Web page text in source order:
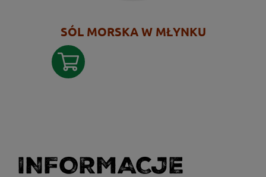
SÓL MORSKA W MŁYNKU
INFORMACJE